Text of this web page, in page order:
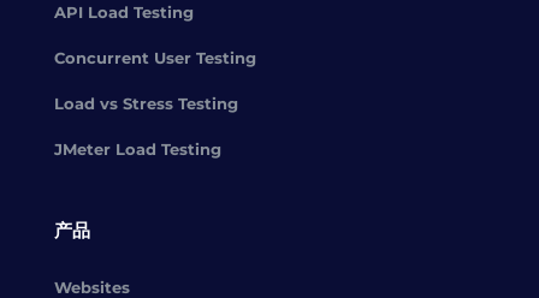
API Load Testing
Concurrent User Testing
Load vs Stress Testing
JMeter Load Testing
产品
Websites